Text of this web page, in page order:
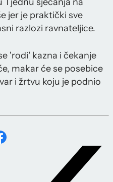
jer je praktički sve
razlozi ravnateljice.
'rodi' kazna i čekanje
makar će se posebice
i žrtvu koju je podnio